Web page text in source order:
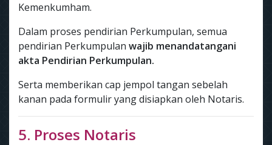
Kemenkumham.
Dalam proses pendirian Perkumpulan, semua
pendirian Perkumpulan wajib menandatangani
akta Pendirian Perkumpulan.
Serta memberikan cap jempol tangan sebelah
kanan pada formulir yang disiapkan oleh Notaris.
5. Proses Notaris